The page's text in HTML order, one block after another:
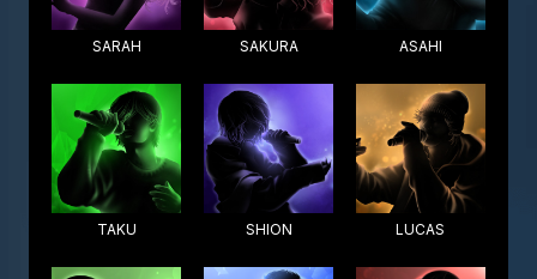
SARAH SAKURA ASAHI
TAKU SHION LUCAS